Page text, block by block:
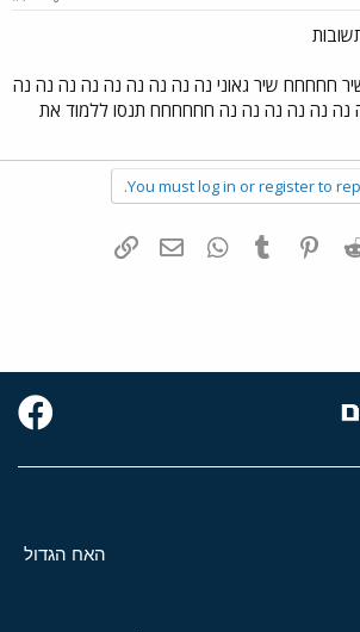
חחחחח שיר גאוני נה נה נה נה נה נה נה נה נה
נה נה נה נה נה נה חחחחחח תנסו ללמוד את
You must log in or register to
Reddit
Pinterest
Tumblr
WhatsAppדואר אלקטרוני
האח הגדול